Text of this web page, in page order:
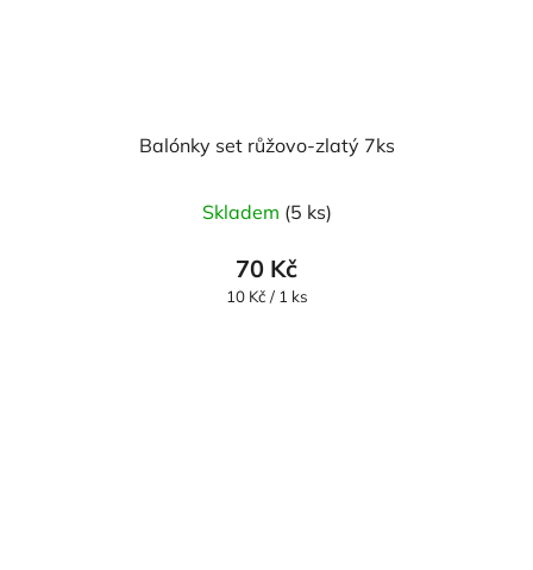
Balónky set růžovo-zlatý 7ks
Skladem (5 ks)
70 Kč
Měrná
10 Kč / 1 ks